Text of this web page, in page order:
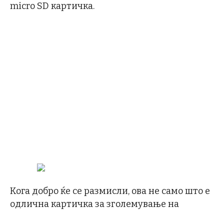
micro SD картичка.
Кога добро ќе се размисли, ова не само што е
одлична картичка за зголемување на